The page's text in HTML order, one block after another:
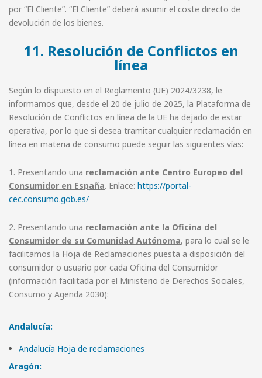
por “El Cliente”. “El Cliente” deberá asumir el coste directo de
devolución de los bienes.
11. Resolución de Conflictos en
línea
Según lo dispuesto en el Reglamento (UE) 2024/3238, le
informamos que, desde el 20 de julio de 2025, la Plataforma de
Resolución de Conflictos en línea de la UE ha dejado de estar
operativa, por lo que si desea tramitar cualquier reclamación en
línea en materia de consumo puede seguir las siguientes vías:
1. Presentando una reclamación ante Centro Europeo del
Consumidor en España. Enlace: https://portal-
cec.consumo.gob.es/
2. Presentando una reclamación ante la Oficina del
Consumidor de su Comunidad Autónoma, para lo cual se le
facilitamos la Hoja de Reclamaciones puesta a disposición del
consumidor o usuario por cada Oficina del Consumidor
(información facilitada por el Ministerio de Derechos Sociales,
Consumo y Agenda 2030):
Andalucía:
Andalucía Hoja de reclamaciones
Aragón: